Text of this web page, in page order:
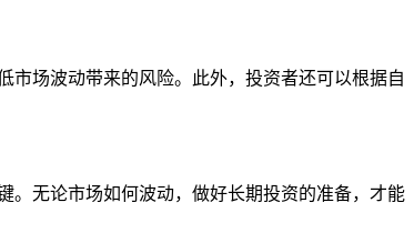
市场波动带来的风险。此外，投资者还可以根据自
。无论市场如何波动，做好长期投资的准备，才能